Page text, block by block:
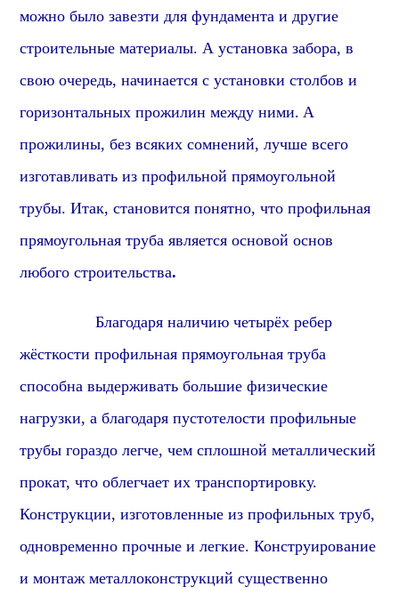
можно было завезти для фундамента и другие
строительные материалы. А установка забора, в
свою очередь, начинается с установки столбови
горизонтальных прожилин между ними. А
прожилины, без всяких сомнений, лучше всего
изготавливать изпрофильнойпрямоугольной
трубы. Итак,становится понятно, чтопрофильная
прямоугольная труба является основой основ
любого строительства.
Благодаря наличию четырёх ребер
жёсткостипрофильнаяпрямоугольная труба
способна выдерживать большие физические
нагрузки, а благодаря пустотелостипрофильные
трубы гораздо легче, чем сплошной металлический
прокат, что облегчает их транспортировку.
Конструкции, изготовленные изпрофильных труб,
одновременно прочные и легкие. Конструирование
и монтаж металлоконструкций существенно